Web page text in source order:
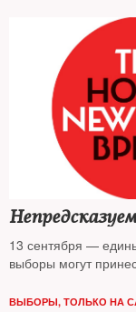
13 сентября —
выборы могут
ВЫБОРЫ, ТОЛЬКО НА